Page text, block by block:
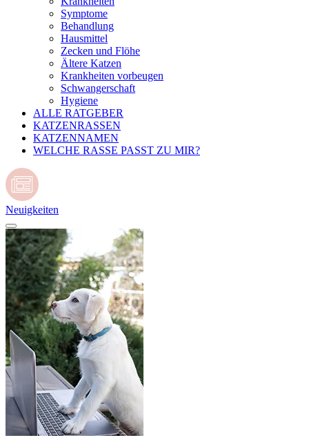
Symptome
Behandlung
Hausmittel
Zecken und Flöhe
Ältere Katzen
Krankheiten vorbeugen
Schwangerschaft
Hygiene
ALLE RATGEBER
KATZENRASSEN
KATZENNAMEN
WELCHE RASSE PASST ZU MIR?
Neuigkeiten